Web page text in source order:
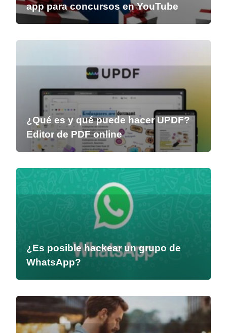
app para concursos en YouTube
¿Qué es y qué puede hacer UPDF?
Editor de PDF online
¿Es posible hackear un grupo de
WhatsApp?